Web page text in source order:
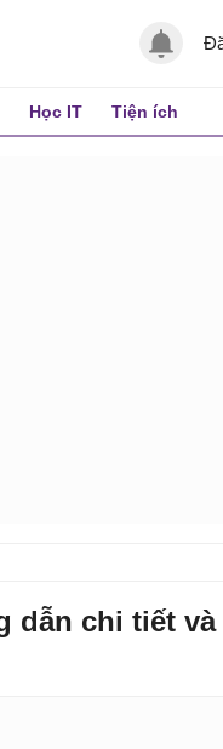
Học IT Tiện ích
dẫn chi tiết